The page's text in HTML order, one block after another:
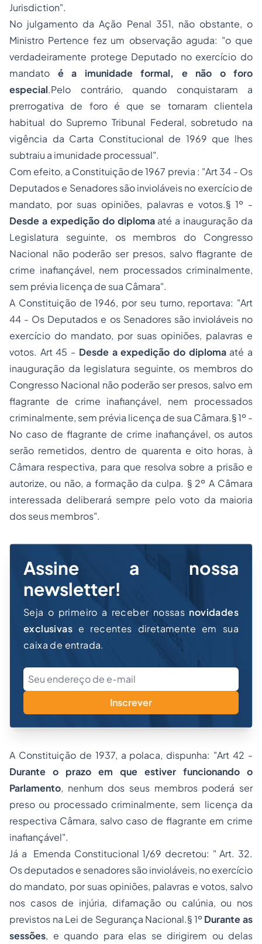
Jurisdiction".
No julgamento da Ação Penal 351, não obstante, o
Ministro Pertence fez um observação aguda: "o que
verdadeiramente protege Deputado no exercício do
mandato é a imunidade formal, e não o foro
especial.Pelo contrário, quando conquistaram a
prerrogativa de foro é que se tornaram clientela
habitual do Supremo Tribunal Federal, sobretudo na
vigência da Carta Constitucional de 1969 que lhes
subtraiu a imunidade processual".
Com efeito, a Constituição de 1967 previa : "Art 34 - Os
Deputados e Senadores são invioláveis no exercício de
mandato, por suas opiniões, palavras e votos.§ 1º -
Desde a expedição do diplomaaté a inauguração da
Legislatura seguinte, os membros do Congresso
Nacional não poderão ser presos, salvo flagrante de
crime inafiançável, nem processados criminalmente,
sem prévia licença de sua Câmara".
A Constituição de 1946, por seu turno, reportava: "Art
44 - Os Deputados e os Senadores são invioláveis no
exercício do mandato, por suas opiniões, palavras e
votos. Art 45 - Desde a expedição do diplomaaté a
inauguração da legislatura seguinte, os membros do
Congresso Nacional não poderão ser presos, salvo em
flagrante de crime inafiançável, nem processados
criminalmente, sem prévia licença de sua Câmara.§ 1º -
No caso de flagrante de crime inafiançável, os autos
serão remetidos, dentro de quarenta e oito horas, à
Câmara respectiva, para que resolva sobre a prisão e
autorize, ou não, a formação da culpa. § 2º A Câmara
interessada deliberará sempre pelo voto da maioria
dos seus membros".
Assine a nossa
newsletter!
Seja o primeiro a receber nossas novidades
exclusivas e recentes diretamente em sua
caixa de entrada.
Inscrever
A Constituição de 1937, a polaca, dispunha: "Art 42 -
Durante o prazo em que estiver funcionando o
Parlamento, nenhum dos seus membros poderá ser
preso ou processado criminalmente, sem licença da
respectiva Câmara, salvo caso de flagrante em crime
inafiançável".
Já a Emenda Constitucional 1/69 decretou: "Art. 32.
Os deputados e senadores são invioláveis, no exercício
do mandato, por suas opiniões, palavras e votos, salvo
nos casos de injúria, difamação ou calúnia, ou nos
previstos na Lei de Segurança Nacional.§ 1ºDurante as
sessões, e quando para elas se dirigirem ou delas